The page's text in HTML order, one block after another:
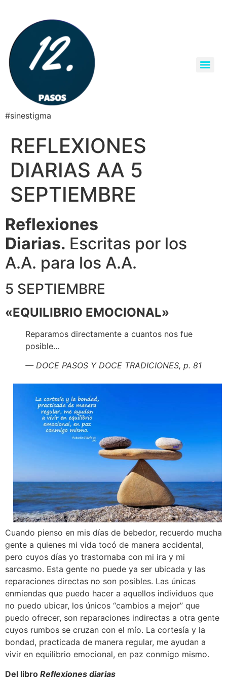
#sinestigma
REFLEXIONES
DIARIAS AA 5
SEPTIEMBRE
Reflexiones
Diarias. Escritas por los
A.A. para los A.A.
5 SEPTIEMBRE
«EQUILIBRIO EMOCIONAL»
Reparamos directamente a cuantos nos fue
posible…
— DOCE PASOS Y DOCE TRADICIONES, p. 81
Cuando pienso en mis días de bebedor, recuerdo mucha
gente a quienes mi vida tocó de manera accidental,
pero cuyos días yo trastornaba con mi ira y mi
sarcasmo. Esta gente no puede ya ser ubicada y las
reparaciones directas no son posibles. Las únicas
enmiendas que puedo hacer a aquellos individuos que
no puedo ubicar, los únicos “cambios a mejor” que
puedo ofrecer, son reparaciones indirectas a otra gente
cuyos rumbos se cruzan con el mío. La cortesía y la
bondad, practicada de manera regular, me ayudan a
vivir en equilibrio emocional, en paz conmigo mismo.
Del libro Reflexiones diarias